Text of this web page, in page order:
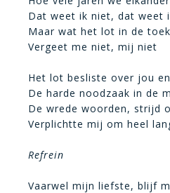
Dat weet ik niet, dat weet
Maar wat het lot in de
Vergeet me niet, mij niet
Het lot besliste over jou
De harde noodzaak in de
De wrede woorden, strijd
Verplichtte mij om heel
Refrein
Vaarwel mijn liefste, blijf